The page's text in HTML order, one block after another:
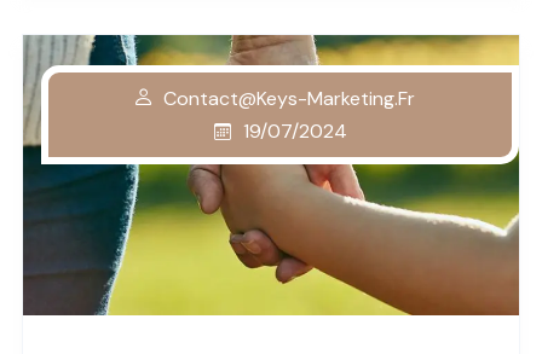
Contact@keys-Marketing.fr
19/07/2024